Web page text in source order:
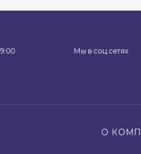
Мы в соц.сетях
О